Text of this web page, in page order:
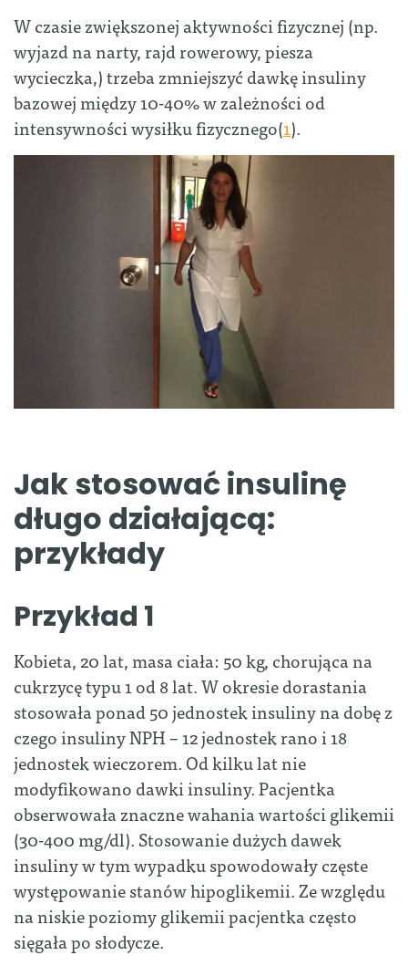
W czasie zwiększonej aktywności fizycznej (np.
wyjazd na narty, rajd rowerowy, piesza
wycieczka,) trzeba zmniejszyć dawkę insuliny
bazowej między 10-40% w zależności od
intensywności wysiłku fizycznego(1).
Jak stosować insulinę
długo działającą:
przykłady
Przykład 1
Kobieta, 20 lat, masa ciała: 50 kg, chorująca na
cukrzycę typu 1 od 8 lat. W okresie dorastania
stosowała ponad 50 jednostek insuliny na dobę z
czego insuliny NPH – 12 jednostek rano i 18
jednostek wieczorem. Od kilku lat nie
modyfikowano dawki insuliny. Pacjentka
obserwowała znaczne wahania wartości glikemii
(30-400 mg/dl). Stosowanie dużych dawek
insuliny w tym wypadku spowodowały częste
występowanie stanów hipoglikemii. Ze względu
na niskie poziomy glikemii pacjentka często
sięgała po słodycze.